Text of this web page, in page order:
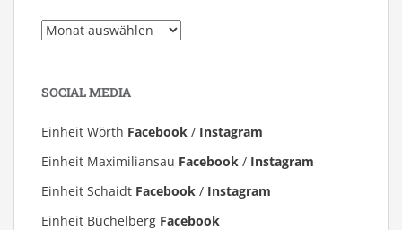
Archiv
SOCIAL MEDIA
Einheit Wörth Facebook / Instagram
Einheit Maximiliansau Facebook / Instagram
Einheit Schaidt Facebook / Instagram
Einheit Büchelberg Facebook